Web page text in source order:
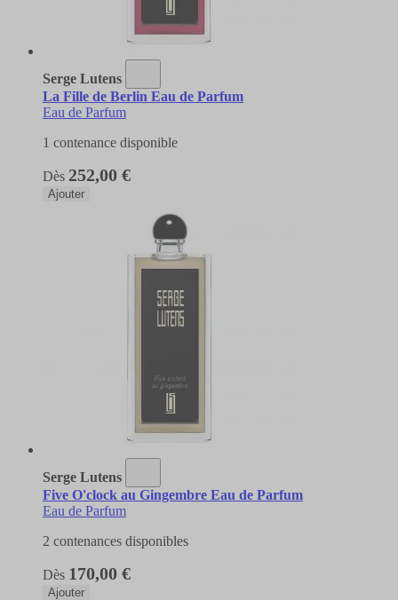
Serge Lutens
La Fille de Berlin Eau de Parfum
Eau de Parfum
1 contenance disponible
Dès 252,00 €
Ajouter
Serge Lutens
Five O'clock au Gingembre Eau de Parfum
Eau de Parfum
2 contenances disponibles
Dès 170,00 €
Ajouter